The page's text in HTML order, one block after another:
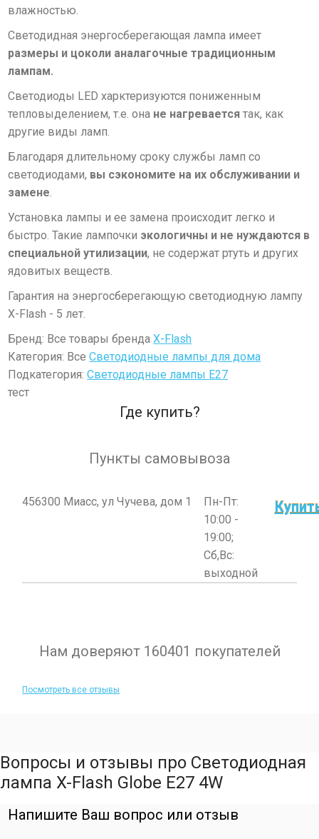
влажностью.
Светодидная энергосберегающая лампа имеет
размеры и цоколи аналагочные традиционным
лампам.
Светодиоды LED харктеризуются пониженным
тепловыделением, т.е. она не нагревается так, как
другие виды ламп.
Благодаря длительному сроку службы ламп со
светодиодами, вы сэкономите на их обслуживании и
замене.
Установка лампы и ее замена происходит легко и
быстро. Такие лампочки экологичны и не нуждаются в
специальной утилизации, не содержат ртуть и других
ядовитых веществ.
Гарантия на энергосберегающую светодиодную лампу
X-Flash - 5 лет.
Бренд: Все товары брендаX-Flash
Категория: ВсеСветодиодные лампы для дома
Подкатегория:Светодиодные лампы E27
тест
Где купить?
Пункты самовывоза
456300 Миасс, ул Чучева, дом 1
Пн-Пт:
10:00 -
19:00;
Сб,Вс:
выходной
Нам доверяют 160401 покупателей
Посмотреть все отзывы
Вопросы и отзывы про Светодиодная
лампа X-Flash Globe E27 4W
Напишите Ваш вопрос или отзыв